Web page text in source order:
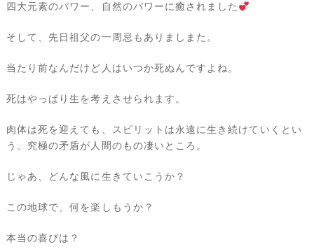
四大元素のパワー、自然のパワーに癒されました
そして、先日祖父の一周忌もありましまた。
当たり前なんだけど人はいつか死ぬんですよね。
死はやっぱり生を考えさせられます。
肉体は死を迎えても、スピリットは永遠に生き続けていくとい
う、究極の矛盾が人間のもの凄いところ。
じゃあ、どんな風に生きていこうか？
この地球で、何を楽しもうか？
本当の喜びは？